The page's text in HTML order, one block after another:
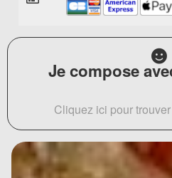
Je compose
Cliquez ici pour